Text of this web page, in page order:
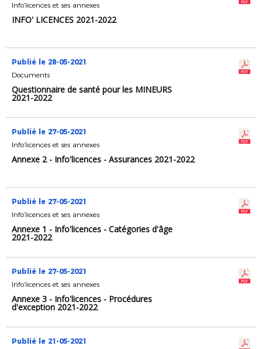
Info’licences et ses annexes
INFO' LICENCES 2021-2022
Publié le 28-05-2021
Documents
Questionnaire de santé pour les MINEURS
2021-2022
Publié le 27-05-2021
Info’licences et ses annexes
Annexe 2 - Info'licences - Assurances 2021-2022
Publié le 27-05-2021
Info’licences et ses annexes
Annexe 1 - Info'licences - Catégories d'âge
2021-2022
Publié le 27-05-2021
Info’licences et ses annexes
Annexe 3 - Info'licences - Procédures
d'exception 2021-2022
Publié le 21-05-2021